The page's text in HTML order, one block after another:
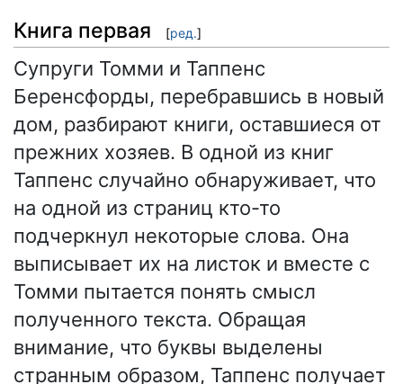
Книга первая [ред.]
Супруги Томми и Таппенс
Беренсфорды, перебравшись в новый
дом, разбирают книги, оставшиеся от
прежних хозяев. В одной из книг
Таппенс случайно обнаруживает, что
на одной из страниц кто-то
подчеркнул некоторые слова. Она
выписывает их на листок и вместе с
Томми пытается понять смысл
полученного текста. Обращая
внимание, что буквы выделены
странным образом, Таппенс получает